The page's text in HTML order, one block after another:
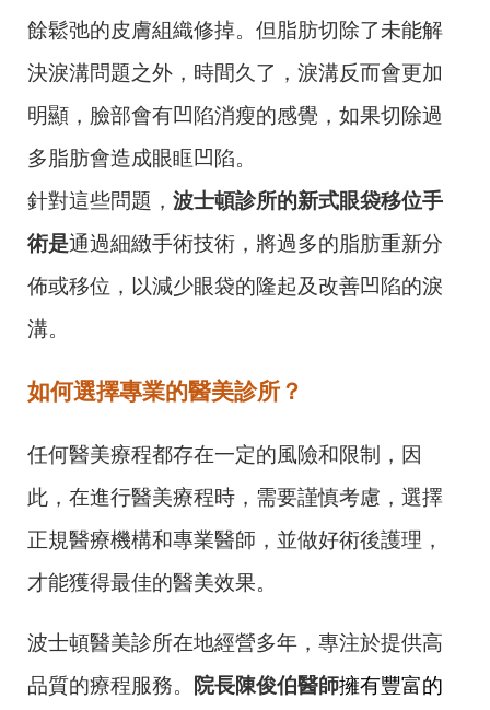
餘鬆弛的皮膚組織修掉。但脂肪切除了未能解
決淚溝問題之外，時間久了，淚溝反而會更加
明顯，臉部會有凹陷消瘦的感覺，如果切除過
多脂肪會造成眼眶凹陷。
針對這些問題， 波士頓診所的新式眼袋移位手
術是通過細緻手術技術，將過多的脂肪重新分
佈或移位，以減少眼袋的隆起及改善凹陷的淚
溝。
如何選擇專業的醫美診所？
任何醫美療程都存在一定的風險和限制，因
此，在進行醫美療程時，需要謹慎考慮，選擇
正規醫療機構和專業醫師，並做好術後護理，
才能獲得最佳的醫美效果。
波士頓醫美診所在地經營多年，專注於提供高
品質的療程服務。
院長陳俊伯醫師擁有豐富的